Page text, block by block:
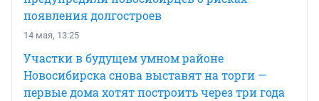
появления долгостроев
14 мая, 13:25
Участки в будущем умном районе
Новосибирска снова выставят на торги —
первые дома хотят построить через три года